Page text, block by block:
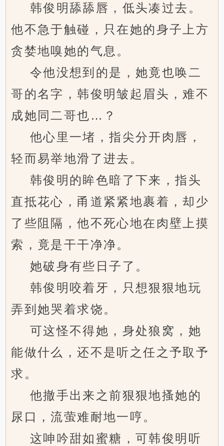
韩俊明舔舔唇，低头凑过去。
他不急于触碰，只在她的身子上方
贪婪地嗅她的气息。
令他没想到的是，她竟也唤二
哥的名字，韩俊明皱起眉头，难不
成她同二哥也…？
他心里一堵，指尖分开肉唇，
轻而易举地滑了进去。
韩俊明的眸色暗了下来，指头
直抵花心，甬道紧紧地裹着，却少
了些阻隔，他不死心地在肉壁上摸
索，竟是干干净净。
她破身有些日子了。
韩俊明咬着牙，只想狠狠地玩
弄到她哭着求饶。
可这怪不得她，身处狼窝，她
能做什么，还不是听之任之予取予
求。
他撤手出来之前狠狠地搔她的
尿口，流萤难耐地一哼。
这呻吟甜如蜜糖，可韩俊明听